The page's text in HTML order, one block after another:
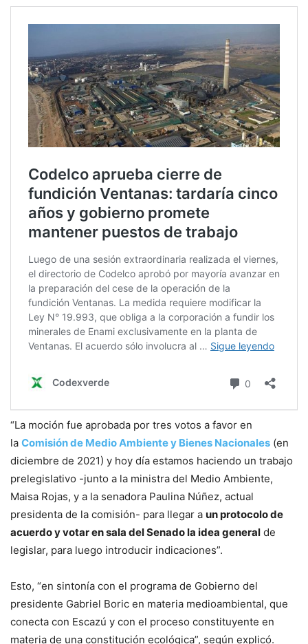
“La moción fue aprobada por tres votos a favor en
la Comisión de Medio Ambiente y Bienes Nacionales (en
diciembre de 2021) y hoy día estamos haciendo un trabajo
prelegislativo -junto a la ministra del Medio Ambiente,
Maisa Rojas, y a la senadora Paulina Núñez, actual
presidenta de la comisión- para llegar a un protocolo de
acuerdo y votar en sala del Senado la idea general de
legislar, para luego introducir indicaciones”.
Esto, “en sintonía con el programa de Gobierno del
presidente Gabriel Boric en materia medioambiental, que
conecta con Escazú y con el proceso constituyente en
materia de una constitución ecológica”, según explicó.